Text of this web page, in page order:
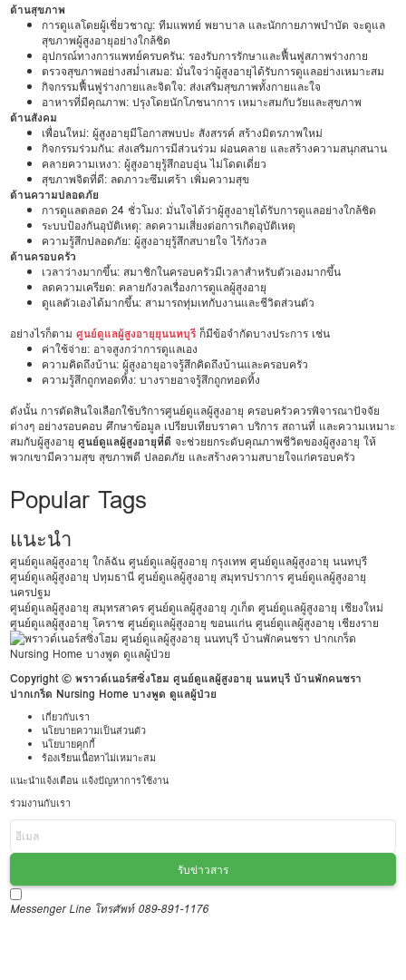
ด้านสุขภาพ
การดูแลโดยผู้เชี่ยวชาญ: ทีมแพทย์ พยาบาล และนักกายภาพบำบัด จะดูแล
สุขภาพผู้สูงอายุอย่างใกล้ชิด
อุปกรณ์ทางการแพทย์ครบครัน: รองรับการรักษาและฟื้นฟูสภาพร่างกาย
ตรวจสุขภาพอย่างสม่ำเสมอ: มั่นใจว่าผู้สูงอายุได้รับการดูแลอย่างเหมาะสม
กิจกรรมฟื้นฟูร่างกายและจิตใจ: ส่งเสริมสุขภาพทั้งกายและใจ
อาหารที่มีคุณภาพ: ปรุงโดยนักโภชนาการ เหมาะสมกับวัยและสุขภาพ
ด้านสังคม
เพื่อนใหม่: ผู้สูงอายุมีโอกาสพบปะ สังสรรค์ สร้างมิตรภาพใหม่
กิจกรรมร่วมกัน: ส่งเสริมการมีส่วนร่วม ผ่อนคลาย และสร้างความสนุกสนาน
คลายความเหงา: ผู้สูงอายุรู้สึกอบอุ่น ไม่โดดเดี่ยว
สุขภาพจิตที่ดี: ลดภาวะซึมเศร้า เพิ่มความสุข
ด้านความปลอดภัย
การดูแลตลอด 24 ชั่วโมง: มั่นใจได้ว่าผู้สูงอายุได้รับการดูแลอย่างใกล้ชิด
ระบบป้องกันอุบัติเหตุ: ลดความเสี่ยงต่อการเกิดอุบัติเหตุ
ความรู้สึกปลอดภัย: ผู้สูงอายุรู้สึกสบายใจ ไร้กังวล
ด้านครอบครัว
เวลาว่างมากขึ้น: สมาชิกในครอบครัวมีเวลาสำหรับตัวเองมากขึ้น
ลดความเครียด: คลายกังวลเรื่องการดูแลผู้สูงอายุ
ดูแลตัวเองได้มากขึ้น: สามารถทุ่มเทกับงานและชีวิตส่วนตัว
อย่างไรก็ตามศูนย์ดูแลผู้สูงอายุยุนนทบุรี ก็มีข้อจำกัดบางประการ เช่น
ค่าใช้จ่าย: อาจสูงกว่าการดูแลเอง
ความคิดถึงบ้าน: ผู้สูงอายุอาจรู้สึกคิดถึงบ้านและครอบครัว
ความรู้สึกถูกทอดทิ้ง: บางรายอาจรู้สึกถูกทอดทิ้ง
ดังนั้น การตัดสินใจเลือกใช้บริการศูนย์ดูแลผู้สูงอายุ ครอบครัวควรพิจารณาปัจจัย
ต่างๆ อย่างรอบคอบ ศึกษาข้อมูล เปรียบเทียบราคา บริการ สถานที่ และความเหมาะ
สมกับผู้สูงอายุศูนย์ดูแลผู้สูงอายุที่ดี จะช่วยยกระดับคุณภาพชีวิตของผู้สูงอายุ ให้
พวกเขามีความสุข สุขภาพดี ปลอดภัย และสร้างความสบายใจแก่ครอบครัว
Popular Tags
แนะนำ
ศูนย์ดูแลผู้สูงอายุ ใกล้ฉัน ศูนย์ดูแลผู้สูงอายุ กรุงเทพ ศูนย์ดูแลผู้สูงอายุ นนทบุรี
ศูนย์ดูแลผู้สูงอายุ ปทุมธานี ศูนย์ดูแลผู้สูงอายุ สมุทรปราการ ศูนย์ดูแลผู้สูงอายุ
นครปฐม
ศูนย์ดูแลผู้สูงอายุ สมุทรสาคร ศูนย์ดูแลผู้สูงอายุ ภูเก็ต ศูนย์ดูแลผู้สูงอายุ เชียงใหม่
ศูนย์ดูแลผู้สูงอายุ โคราช ศูนย์ดูแลผู้สูงอายุ ขอนแก่น ศูนย์ดูแลผู้สูงอายุ เชียงราย
Copyright © พราวด์เนอร์สซิ่งโฮม ศูนย์ดูแลผู้สูงอายุ นนทบุรี บ้านพักคนชรา
ปากเกร็ด Nursing Home บางพูด ดูแลผู้ป่วย
เกี่ยวกับเรา
นโยบายความเป็นส่วนตัว
นโยบายคุกกี้
ร้องเรียนเนื้อหาไม่เหมาะสม
แนะนำแจ้งเตือน แจ้งปัญหาการใช้งาน
ร่วมงานกับเรา
รับข่าวสาร
Messenger Line โทรศัพท์ 089-891-1176